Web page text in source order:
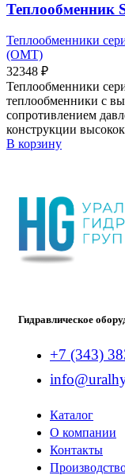
Теплообменник
Теплообменники
(OMT)
32348 ₽
Теплообменники
теплообменники с
сопротивлением
конструкции
В корзину
Гидравлическое
+7 (343)
Каталог
О компании
Контакты